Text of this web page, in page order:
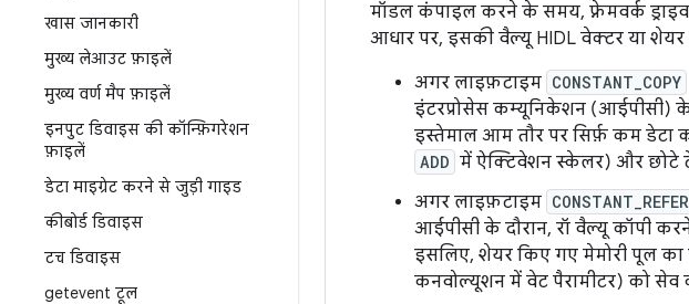
खास जानकारी
मुख्य लेआउट फ़ाइलें
मुख्य वर्ण मैप फ़ाइलें
इनपुट डिवाइस की कॉन्फ़िगरेशन
फ़ाइलें
डेटा माइग्रेट करने से जुड़ी गाइड
कीबोर्ड डिवाइस
टच डिवाइस
getevent टूल
मॉडल कंपाइल करने के समय, फ़्रेमवर्क
आधार पर, इसकी वैल्यू HIDL वेक्टर या
अगर लाइफ़टाइम CONSTANT_COPY
इंटरप्रोसेस कम्यूनिकेशन (आईपीसी)
इस्तेमाल आम तौर पर सिर्फ़ कम
ADD में ऐक्टिवेशन स्केलर) और छोटे
अगर लाइफ़टाइम
आईपीसी के दौरान, रॉ वैल्यू कॉपी
इसलिए, शेयर किए गए मेमोरी पूल
कनवोल्यूशन में वेट पैरामीटर) को सेव